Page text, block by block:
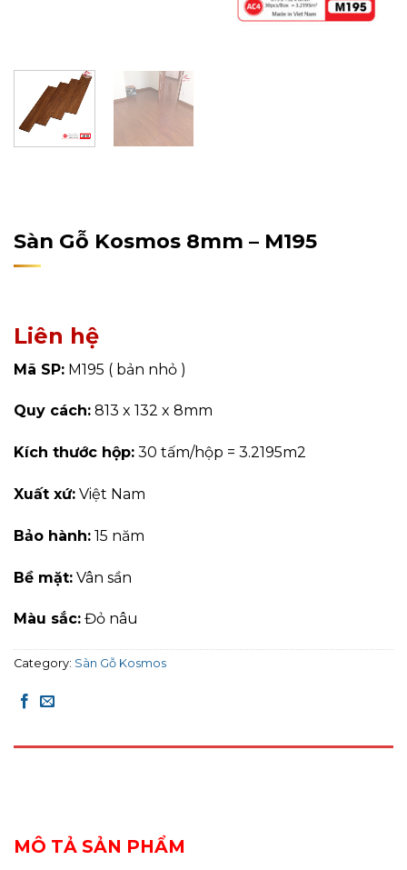
Sàn Gỗ Kosmos 8mm – M195
Liên hệ
Mã SP: M195 ( bản nhỏ )
Quy cách: 813 x 132 x 8mm
Kích thước hộp: 30 tấm/hộp = 3.2195m2
Xuất xứ: Việt Nam
Bảo hành: 15 năm
Bề mặt: Vân sần
Màu sắc: Đỏ nâu
Category: Sàn Gỗ Kosmos
MÔ TẢ SẢN PHẨM